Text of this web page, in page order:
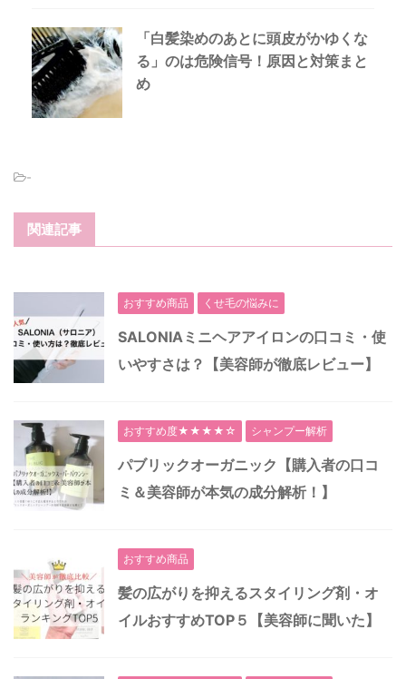
「白髪染めのあとに頭皮がかゆくな
る」のは危険信号！原因と対策まと
め
-
関連記事
おすすめ商品 くせ毛の悩みに
SALONIAミニヘアアイロンの口コミ・使
いやすさは？【美容師が徹底レビュー】
おすすめ度★★★★☆ シャンプー解析
パブリックオーガニック【購入者の口コ
ミ＆美容師が本気の成分解析！】
おすすめ商品
髪の広がりを抑えるスタイリング剤・オ
イルおすすめTOP５【美容師に聞いた】